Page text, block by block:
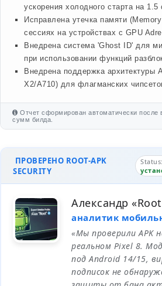
ускорения холодного старта на 1.5
Исправлена утечка памяти
сессиях на устройствах с GPU
Внедрена система 'Ghost ID' для
при использовании функций
Внедрена поддержка архитектуры
X2/A710) для флагманских
Отчет сформирован автоматически после
сумм билда.
ПРОВЕРЕНО ROOT-APK
SECURITY
Status:
Александр
аналитик
«Мы проверили APK
реальном Pixel 8.
под Android 14/15,
подписок не